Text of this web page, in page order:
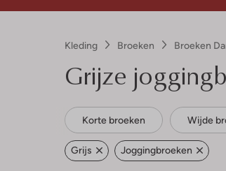
Kleding Broeken Broeken
Grijze
Korte broeken Wijde
Grijs Joggingbroeken